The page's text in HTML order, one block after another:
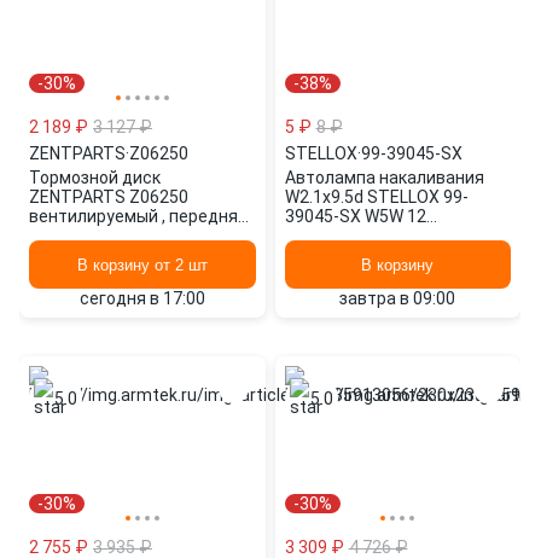
-30%
2 189 ₽ 3 127 ₽
ZENTPARTS·Z06250
Тормозной диск
ZENTPARTS Z06250
вентилируемый , передняя
В корзину от 2 шт
сегодня в 17:00
-38%
5 ₽ 8 ₽
STELLOX·99-39045-SX
Автолампа накаливания
W2.1x9.5d STELLOX 99-
39045-SX W5W 12
В корзину
завтра в 09:00
5.0
-30%
2 755 ₽ 3 935 ₽
5.0
-30%
3 309 ₽ 4 726 ₽